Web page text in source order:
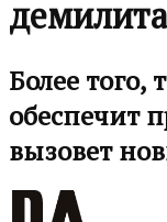
Более
обеспечит
вызовет